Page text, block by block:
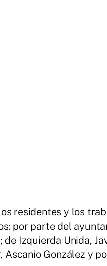
residentes y los
por parte del
Izquierda Unida,
González y